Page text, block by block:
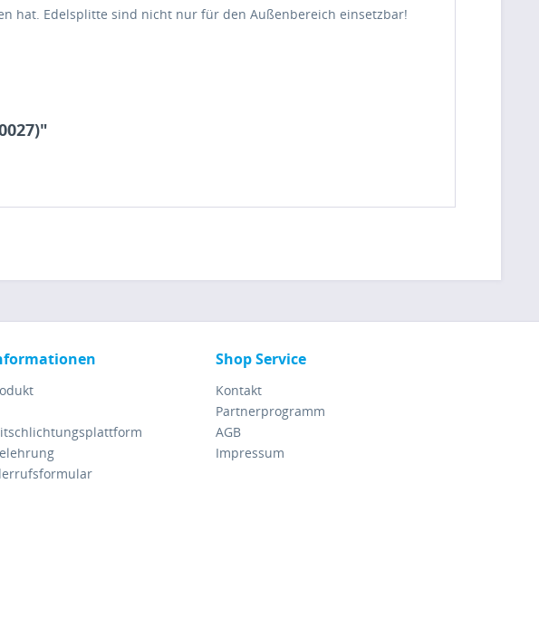
hat. Edelsplitte sind nicht nur für den Außenbereich einsetzbar!
Shop Service
Kontakt
Partnerprogramm
AGB
Impressum